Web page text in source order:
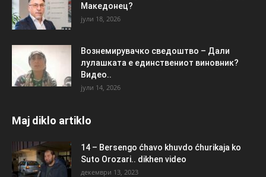
Македонец?
јули 18, 2026
Вознемирувачко сведоштво – Дали
лулашката е единствениот виновник?
Видео..
јули 14, 2026
Maj diklo artiklo
14 – Bersengo ćhavo khuvdo ćhurikaja ko
Suto Orozari.. dikhen video
декември 13, 2023